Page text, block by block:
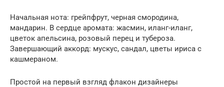
Начальная нота: грейпфрут, черная смородина,
мандарин. В сердце аромата: жасмин, иланг-иланг,
цветок апельсина, розовый перец и тубероза.
Завершающий аккорд: мускус, сандал, цветы ириса с
кашмераном.
Простой на первый взгляд флакон дизайнеры